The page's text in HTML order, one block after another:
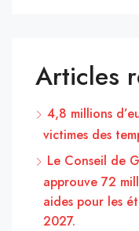
Articles
4,8 millions
victimes des
Le Conseil de
approuve 72
aides pour les
2027.